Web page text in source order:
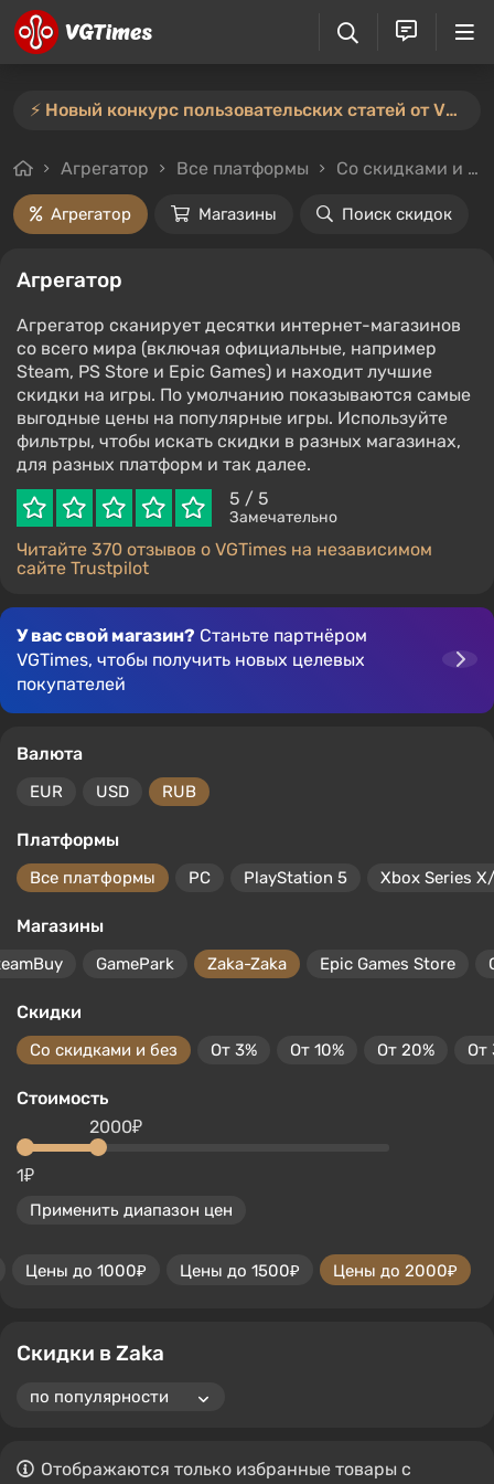
⚡️ Новый конкурс пользовательских статей от VGTimes — участвуйте тут ⚡️
Агрегатор Все платформы Со скидками и без
Агрегатор Магазины Поиск скидок
Агрегатор
Агрегатор сканирует десятки интернет-магазинов
со всего мира (включая официальные, например
Steam, PS Store и Epic Games) и находит лучшие
скидки на игры. По умолчанию показываются самые
выгодные цены на популярные игры. Используйте
фильтры, чтобы искать скидки в разных магазинах,
для разных платформ и так далее.
5 / 5
Замечательно
Читайте 370 отзывов о VGTimes на независимом
сайте Trustpilot
У вас свой магазин? Станьте партнёром
VGTimes, чтобы получить новых целевых
покупателей
Валюта
EUR USD RUB
Платформы
Все платформы PC PlayStation 5 Xbox Series
Магазины
GamePark Zaka-Zaka Epic Games Store
Скидки
Со скидками и без От 3% От 10% От 20% От
Стоимость
1₽
2000₽
Применить диапазон цен
Цены до 1000₽ Цены до 1500₽ Цены до 2000₽
Скидки в Zaka
Отображаются только избранные товары с